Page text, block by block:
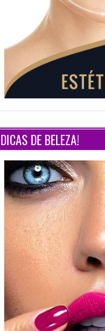
DICAS DE BELEZA!